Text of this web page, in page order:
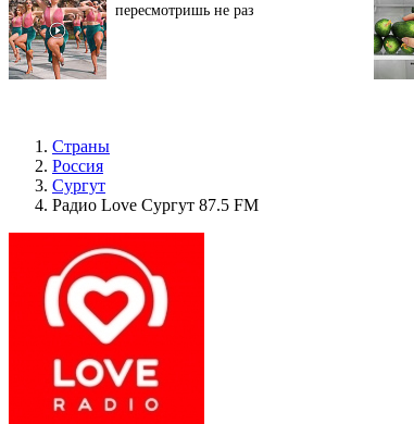
пересмотришь не раз
Страны
Россия
Сургут
Радио Love Сургут 87.5 FM